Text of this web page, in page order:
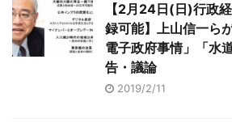
【2月24日(日)行政
録可能】上山信一ら
電子政府事情」「水
告・議論
2019/2/11